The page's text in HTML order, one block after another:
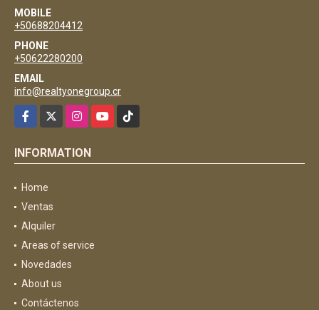
MOBILE
+50688204412
PHONE
+50622280200
EMAIL
info@realtyonegroup.cr
Facebook
InstagramYouTubeTikTok
INFORMATION
Home
Ventas
Alquiler
Areas of service
Novedades
About us
Contáctenos